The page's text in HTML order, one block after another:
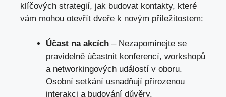
klíčových⁢ strategií,⁣ jak ​budovat kontakty, které
vám mohou otevřít dveře k novým příležitostem:
Účast na akcích – Nezapomínejte se
pravidelně účastnit konferencí, workshopů
a networkingových událostí v oboru.
Osobní setkání usnadňují přirozenou
interakci a budování důvěry.